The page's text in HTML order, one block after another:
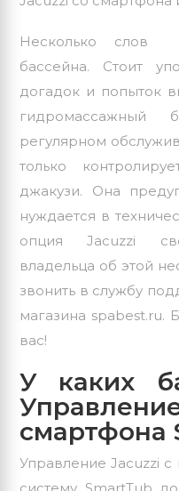
Несколько слов
бассейна. Стоит
догадок и попыток
регулярном
только
джакузи. Она
нуждается в
опцияJacuzzi
владельца об этой
звонить в службу
магазина spabest.ru.
вас!
У каких
смартфона
Управление Jacuzzi